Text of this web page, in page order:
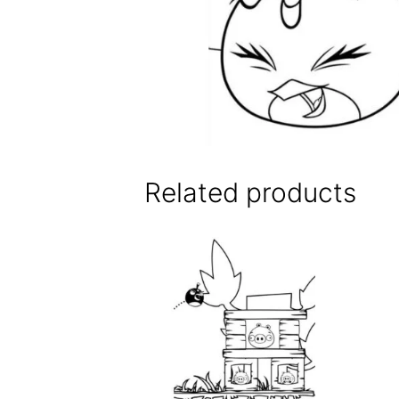
Related products